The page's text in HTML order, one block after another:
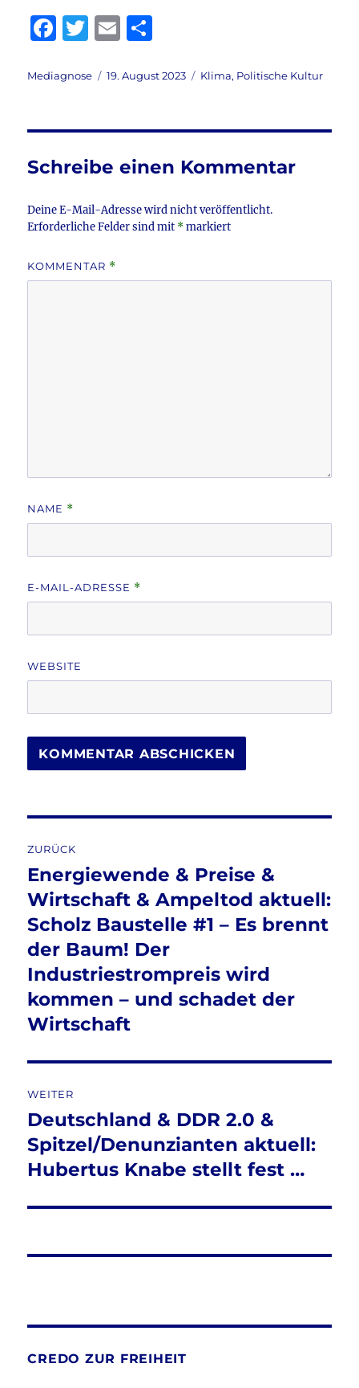
F
c
b
o
o
k
T
it
r
E
ai le
Autor
Mediagnose
Veröffentlicht
19. August 2023 Kategorien
Klima, Politische Kultur
Schreibe einen Kommentar
Deine E-Mail-Adresse wird nicht veröffentlicht.
Erforderliche Felder sind mit *markiert
KOMMENTAR *
NAME *
E-MAIL-ADRESSE *
WEBSITE
ZURÜCK
Vorheriger
Beitrag:
Energiewende & Preise &
Wirtschaft & Ampeltod aktuell:
Scholz Baustelle #1 – Es brennt
der Baum! Der
Industriestrompreis wird
kommen – und schadet der
Wirtschaft
WEITER
Nächster
Beitrag:
Deutschland & DDR 2.0 &
Spitzel/Denunzianten aktuell:
Hubertus Knabe stellt fest …
CREDO ZUR FREIHEIT